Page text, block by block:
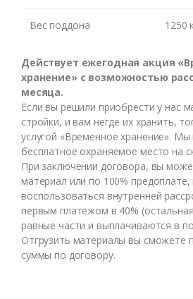
Вес поддона 1250
Действует ежегодная акция
хранение» с возможностью
месяца.
Если вы решили приобрести у нас
стройки, и вам негде их хранить,
услугой «Временное хранение».
бесплатное охраняемое место на
При заключении договора, вы
материал или по 100%
воспользоваться внутренней
первым платежом в 40%
равные части и выплачиваются в
Отгрузить материалы вы сможете
суммы по договору.